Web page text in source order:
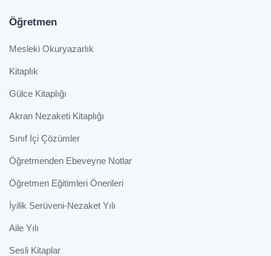
Öğretmen
Mesleki Okuryazarlık
Kitaplık
Gülce Kitaplığı
Akran Nezaketi Kitaplığı
Sınıf İçi Çözümler
Öğretmenden Ebeveyne Notlar
Öğretmen Eğitimleri Önerileri
İyilik Serüveni-Nezaket Yılı
Aile Yılı
Sesli Kitaplar